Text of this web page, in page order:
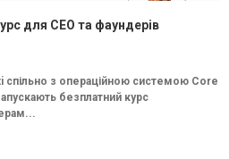
для CEO та фаундерів
спільно з операційною системою Core
безплатний курс